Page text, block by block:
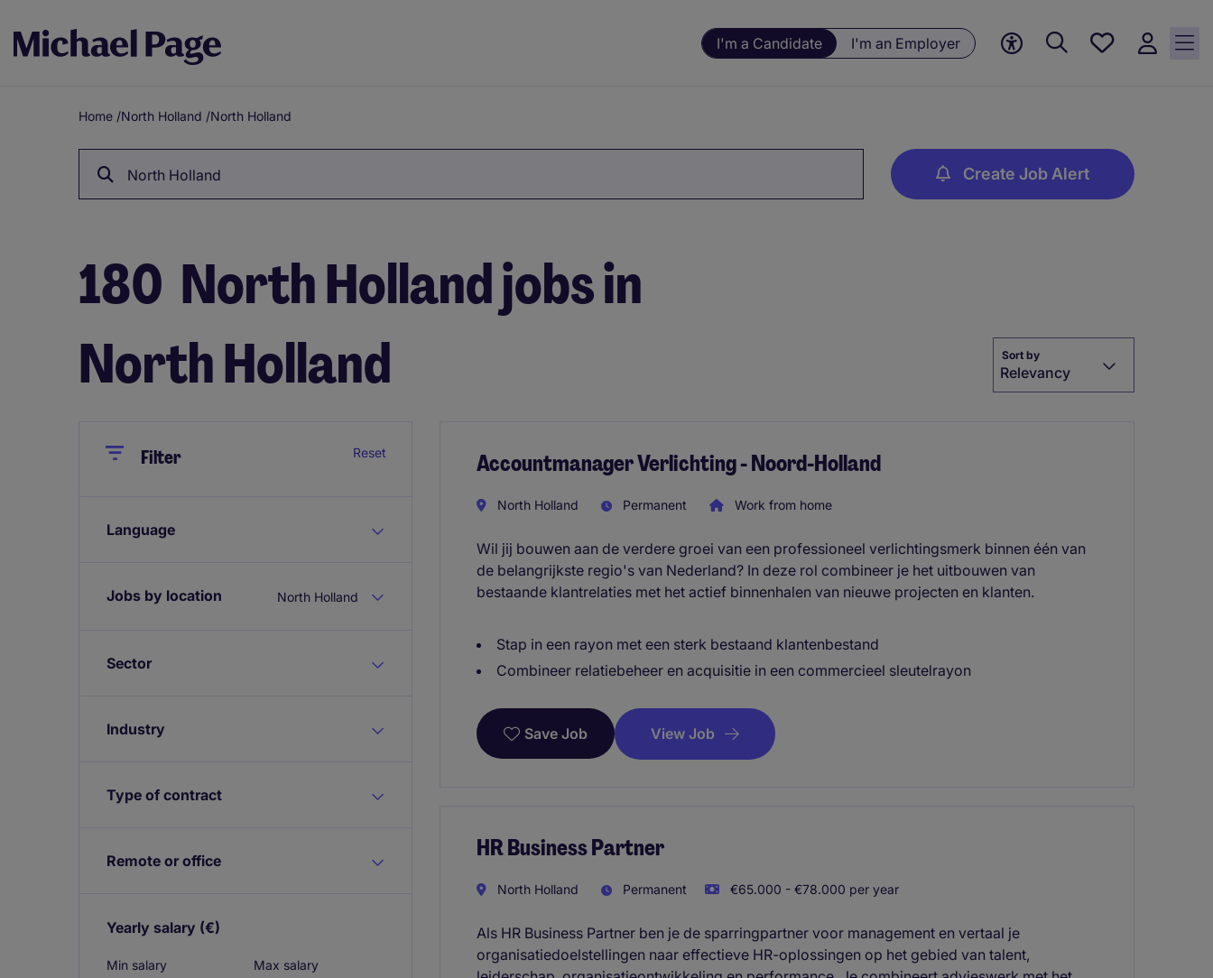
I'm a Candidate I'm an Employer
Save
Breadcrumb
Home /North Holland /North Holland
North Holland Create Job Alert
180 North Holland jobs in
North Holland
Sort by
Relevancy
CloseFilter Reset
Language
Jobs by location North Holland
Sector
Industry
Type of contract
Remote or office
Yearly salary (€)
Min salary Max salary
Accountmanager Verlichting - Noord-Holland
North Holland Permanent Work from home
Wil jij bouwen aan de verdere groei van een professioneel verlichtingsmerk binnen één van
de belangrijkste regio's van Nederland? In deze rol combineer je het uitbouwen van
bestaande klantrelaties met het actief binnenhalen van nieuwe projecten en klanten.
Stap in een rayon met een sterk bestaand klantenbestand
Combineer relatiebeheer en acquisitie in een commercieel sleutelrayon
Save Job View Job
HR Business Partner
North Holland Permanent €65.000 - €78.000 per year
Als HR Business Partner ben je de sparringpartner voor management en vertaal je
organisatiedoelstellingen naar effectieve HR-oplossingen op het gebied van talent,